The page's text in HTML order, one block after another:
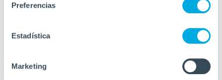
Preferencias
Estadística
Marketing